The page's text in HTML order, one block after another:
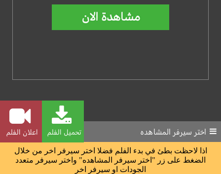
تحميل الفلم اعلان الفلم اختر سيرفر المشاهده
اذا لاحظت بطئ في بدء الفلم فضلا اختر سيرفر اخر من خلال
الضغط على زر "اختر سيرفر المشاهده" واختر سيرفر متعدد
الجودات او سيرفر اخر